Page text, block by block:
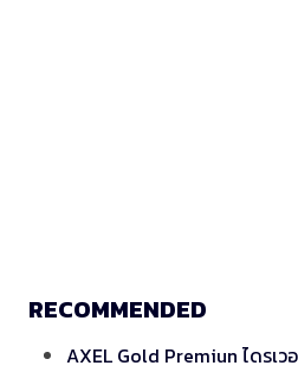
RECOMMENDED
AXEL Gold Premiun ไดรเว